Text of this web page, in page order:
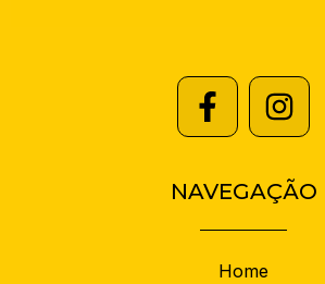
NAVEGAÇÃO
Home